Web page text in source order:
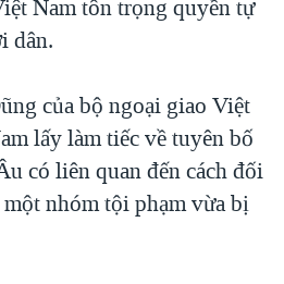
TẠI DẢI GAZA
ĐƯỜNG
Nam tôn trọng quyền tự
dân.
của bộ ngoại giao Việt
lấy làm tiếc về tuyên bố
có liên quan đến cách đối
nhóm tội phạm vừa bị